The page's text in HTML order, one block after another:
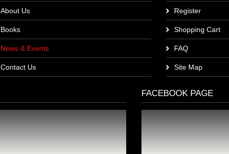
About Us
Books
News & Events
Contact Us
Register
Shopping Cart
FAQ
Site Map
FACEBOOK PAGE